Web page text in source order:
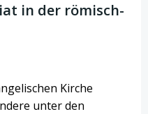
in der römisch-
Kirche
unter den